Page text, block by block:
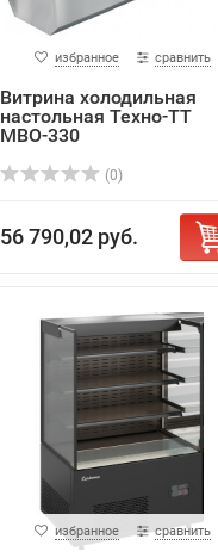
избранное сравнить
Витрина холодильная
настольная Техно-ТТ
МВО-330
(0)
56 790,02 руб.
избранное сравнить